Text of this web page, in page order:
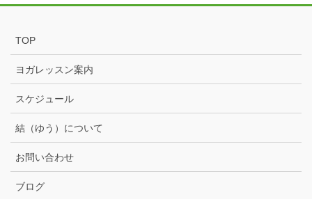
TOP
ヨガレッスン案内
スケジュール
結（ゆう）について
お問い合わせ
ブログ